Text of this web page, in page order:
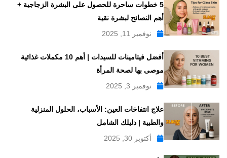
5 خطوات ساحرة للحصول على البشرة الزجاجية +
أهم النصائح لبشرة نقية
نوفمبر 11, 2025
أفضل فيتامينات للسيدات | أهم 10 مكملات غذائية
موصى بها لصحة المرأة
نوفمبر 3, 2025
علاج انتفاخات العين: الأسباب، الحلول المنزلية
والطبية | دليلك الشامل
أكتوبر 30, 2025